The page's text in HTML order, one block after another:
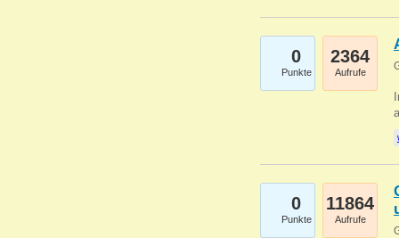
0
Punkte
2364
Aufrufe
0
Punkte
11864
Aufrufe